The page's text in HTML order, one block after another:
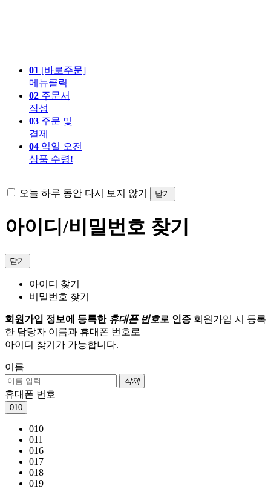
01 [바로주문]
메뉴클릭
02 주문서
작성
03 주문 및
결제
04 익일 오전
상품 수령!
오늘 하루 동안 다시 보지 않기 닫기
아이디/비밀번호 찾기
닫기
아이디 찾기
비밀번호 찾기
회원가입 정보에 등록한 휴대폰 번호로 인증 회원가입 시 등록
한 담당자 이름과 휴대폰 번호로
아이디 찾기가 가능합니다.
이름
삭제
휴대폰 번호
010
010
011
016
017
018
019